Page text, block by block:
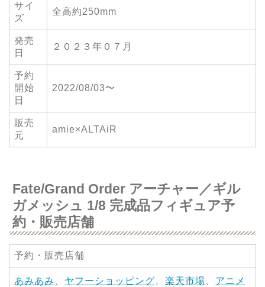
サイ
ズ
全高約250mm
発売
日
２０２３年０７月
予約
開始
日
2022/08/03〜
販売
元
amie×ALTAiR
Fate/Grand Order アーチャー／ギル
ガメッシュ 1/8 完成品フィギュア予
約・販売店舗
予約・販売店舗
あみあみ ヤフーショッピング 楽天市場
アニメ